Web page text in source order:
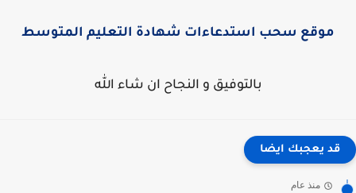
موقع سحب استدعاءات شهادة التعليم المتوسط
بالتوفيق و النجاح ان شاء الله
قد يعجبك ايضا
منذ عام